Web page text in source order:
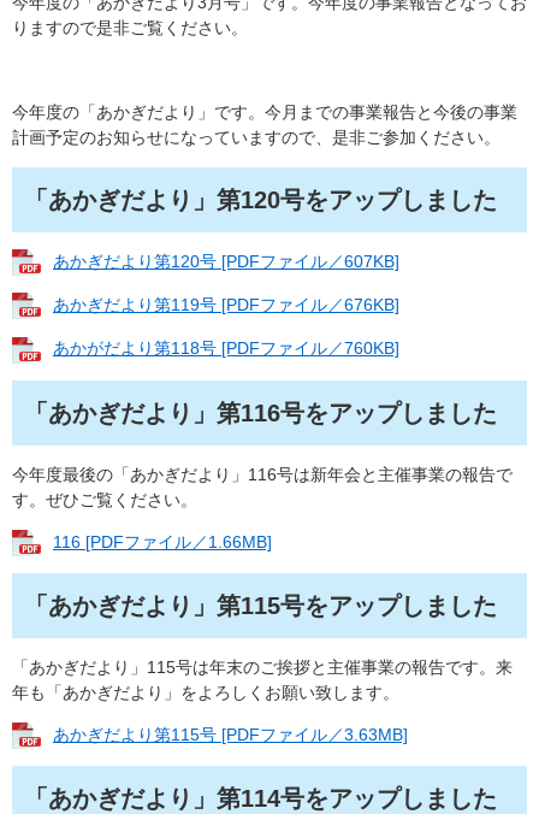
りますので是非ご覧ください。
今年度の「あかぎだより」です。今月までの事業報告と今後の事業
計画予定のお知らせになっていますので、是非ご参加ください。
「あかぎだより」第120号をアップしました
あかぎだより第120号 [PDFファイル／607KB]
あかぎだより第119号 [PDFファイル／676KB]
あかがだより第118号 [PDFファイル／760KB]
「あかぎだより」第116号をアップしました
今年度最後の「あかぎだより」116号は新年会と主催事業の報告で
す。ぜひご覧ください。
116 [PDFファイル／1.66MB]
「あかぎだより」第115号をアップしました
「あかぎだより」115号は年末のご挨拶と主催事業の報告です。来
年も「あかぎだより」をよろしくお願い致します。
あかぎだより第115号 [PDFファイル／3.63MB]
「あかぎだより」第114号をアップしました